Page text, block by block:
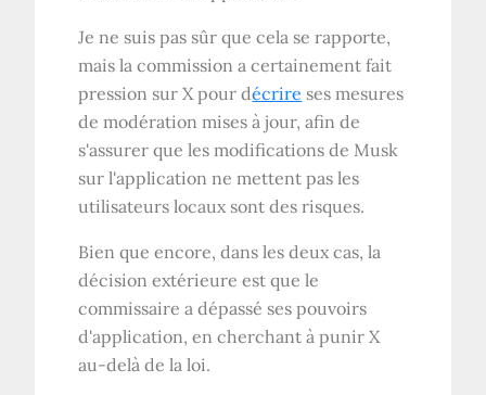
Je ne suis pas sûr que cela se rapporte,
mais la commission a certainement fait
pression sur X pour décrire ses mesures
de modération mises à jour, afin de
s'assurer que les modifications de Musk
sur l'application ne mettent pas les
utilisateurs locaux sont des risques.
Bien que encore, dans les deux cas, la
décision extérieure est que le
commissaire a dépassé ses pouvoirs
d'application, en cherchant à punir X
au-delà de la loi.